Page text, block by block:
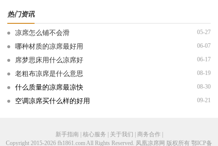
热门资讯
凉席怎么铺不会滑 05-27
哪种材质的凉席最好用 06-07
席梦思床用什么凉席好 06-17
老粗布凉席是什么意思 08-19
什么质量的凉席最凉快 08-30
空调凉席买什么样的好用 09-21
新手指南 | 核心服务 | 关于我们 | 商务合作 |
Copyright 2015-2026 fh1861.com All Rights Reserved. 凤凰凉席网 版权所有 鄂ICP备